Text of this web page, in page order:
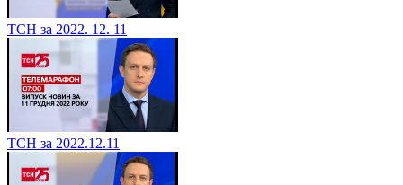
ТСН за 2022. 12. 11
ТСН за 2022.12.11